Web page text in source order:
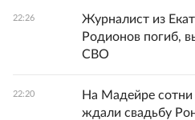
22:26
Журналист из
Родионов погиб,
СВО
22:20
На Мадейре
ждали свадьбу